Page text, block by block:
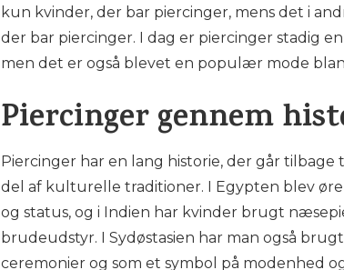
kun kvinder, der bar piercinger, mens det i
der bar piercinger. I dag er piercinger stadig
men det er også blevet en populær mode
Piercinger gennem
Piercinger har en lang historie, der går
del af kulturelle traditioner. I Egypten blev
og status, og i Indien har kvinder brugt
brudeudstyr. I Sydøstasien har man også
ceremonier og som et symbol på modenhed